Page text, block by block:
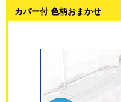
カバー付 色柄おまかせ